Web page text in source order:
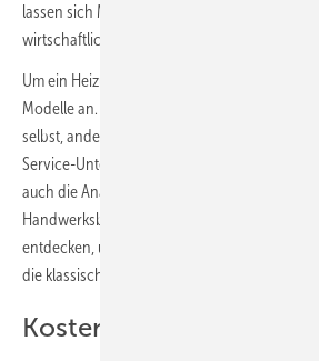
lassen sich Maßnahmen besser planen,
wirtschaftlich bewerten.
Um ein Heizungsmonitoring umzusetzen,
Modelle an. Einige Wohnungsunternehmen
selbst, andere nutzen externe
Service-Unternehmen können sowohl die
auch die Analyse übernehmen. Rackel hofft
Handwerksbetriebe Monitoring als eigenes
entdecken, um kontinuierliche
die klassische Wartung hinaus.
Kosten sind